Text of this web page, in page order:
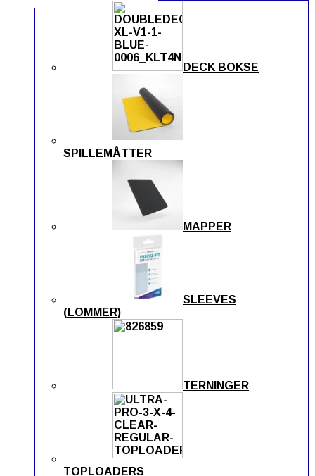
DECK BOKSE
SPILLEMÅTTER
MAPPER
SLEEVES
(LOMMER)
TERNINGER
TOPLOADERS